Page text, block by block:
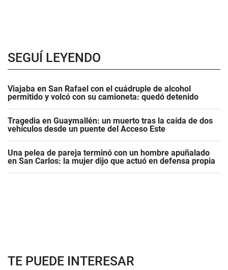
SEGUÍ LEYENDO
Viajaba en San Rafael con el cuádruple de alcohol
permitido y volcó con su camioneta: quedó detenido
Tragedia en Guaymallén: un muerto tras la caída de dos
vehículos desde un puente del Acceso Este
Una pelea de pareja terminó con un hombre apuñalado
en San Carlos: la mujer dijo que actuó en defensa propia
TE PUEDE INTERESAR